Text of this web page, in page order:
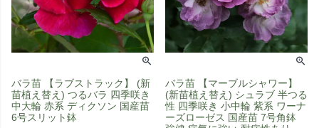
バラ苗 【ラブストラック】 (新
苗植え替え) つるバラ 四季咲き
中大輪 赤系 ディクソン 国産苗
6号スリット鉢
バラ苗 【マーブルシャワー】
(新苗植え替え) シュラブ 半つる
性 四季咲き 小中輪 紫系 ワーナ
ーズローゼス 国産苗 7号角鉢